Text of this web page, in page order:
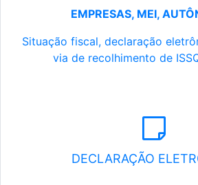
EMPRESAS, MEI,
Situação fiscal, declaração
via de recolhimento de
DECLARAÇÃO